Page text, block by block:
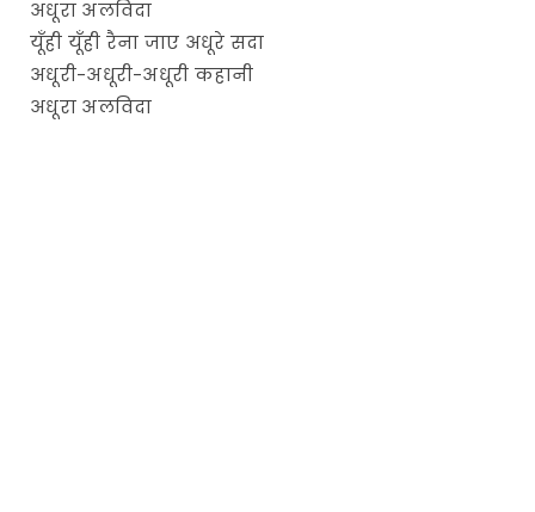
अधूरा अलविदा
यूँही यूँही रैना जाए अधूरे सदा
अधूरी-अधूरी-अधूरी कहानी
अधूरा अलविदा